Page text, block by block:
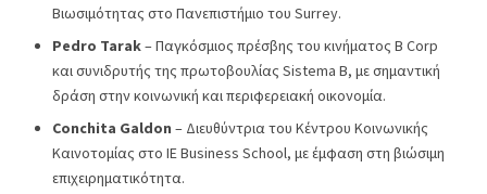
Βιωσιμότητας στο Πανεπιστήμιο του Surrey.
Pedro Tarak– Παγκόσμιος πρέσβης του κινήματος B Corp
και συνιδρυτής της πρωτοβουλίας Sistema B, με σημαντική
δράση στην κοινωνική και περιφερειακή οικονομία.
Conchita Galdon – Διευθύντρια του Κέντρου Κοινωνικής
Καινοτομίας στο IE Business School, με έμφαση στη βιώσιμη
επιχειρηματικότητα.